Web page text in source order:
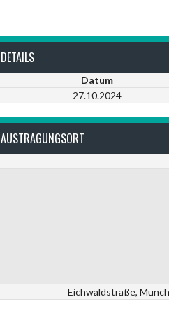
DETAILS
Datum
27.10.2024
AUSTRAGUNGSORT
Eichwaldstraße,